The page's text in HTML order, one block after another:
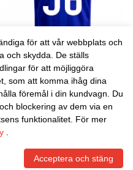
Danxen Barn Ángel Del
Águila #36 Blå Röd Gul
Hemmatröja Matchtröjor
2025/26 Tröjor T-Tröja
452,00Skr
för att vår webbplats och
och skydda. De ställs
för att möjliggöra
som att komma ihåg dina
föremål i din kundvagn. Du
blockering av dem via en
funktionalitet. För mer
Acceptera och stäng